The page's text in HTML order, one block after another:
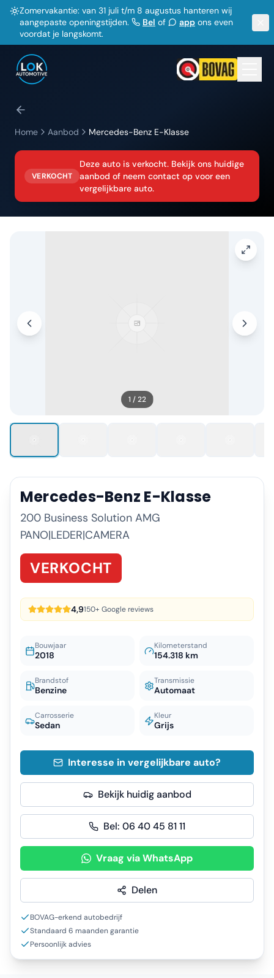
Zomervakantie: van 31 juli t/m 8 augustus hanteren wij
aangepaste openingstijden.
Bel of app ons even
voordat je langskomt.
Home Aanbod Mercedes-Benz E-Klasse
VERKOCHT
Deze auto is verkocht. Bekijk ons huidige
aanbod of neem contact op voor een
vergelijkbare auto.
1 /22
Mercedes-Benz E-Klasse
200 Business Solution AMG
PANO|LEDER|CAMERA
VERKOCHT
4,9150+ Google reviews
Bouwjaar
2018
Kilometerstand
154.318 km
Brandstof
Benzine
Transmissie
Automaat
Carrosserie
Sedan
Kleur
Grijs
Interesse in vergelijkbare auto?
Bekijk huidig aanbod
Bel: 06 40 45 81 11
Vraag via WhatsApp
Delen
BOVAG-erkend autobedrijf
Standaard 6 maanden garantie
Persoonlijk advies